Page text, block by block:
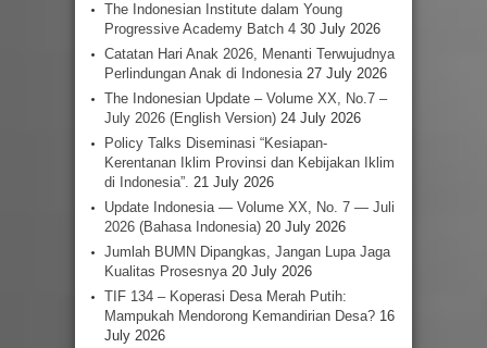
The Indonesian Institute dalam Young
Progressive Academy Batch 4 30 July 2026
Catatan Hari Anak 2026, Menanti Terwujudnya
Perlindungan Anak di Indonesia 27 July 2026
The Indonesian Update – Volume XX, No.7 –
July 2026 (English Version) 24 July 2026
Policy Talks Diseminasi “Kesiapan-
Kerentanan Iklim Provinsi dan Kebijakan Iklim
di Indonesia”. 21 July 2026
Update Indonesia — Volume XX, No. 7 — Juli
2026 (Bahasa Indonesia) 20 July 2026
Jumlah BUMN Dipangkas, Jangan Lupa Jaga
Kualitas Prosesnya 20 July 2026
TIF 134 – Koperasi Desa Merah Putih:
Mampukah Mendorong Kemandirian Desa? 16
July 2026